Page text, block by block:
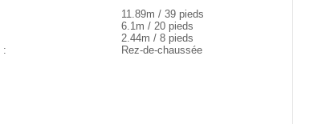
11.89m / 39 pieds
6.1m / 20 pieds
2.44m / 8 pieds
:
Rez-de-chaussée